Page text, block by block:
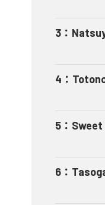
3 ：
4 ：
5 ： Sweet
6 ：